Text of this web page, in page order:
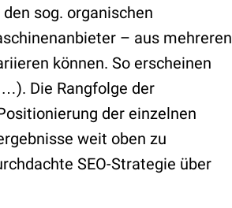
sog. organischen
– aus mehreren
können. So erscheinen
Die Rangfolge der
der einzelnen
weit oben zu
SEO-Strategie über